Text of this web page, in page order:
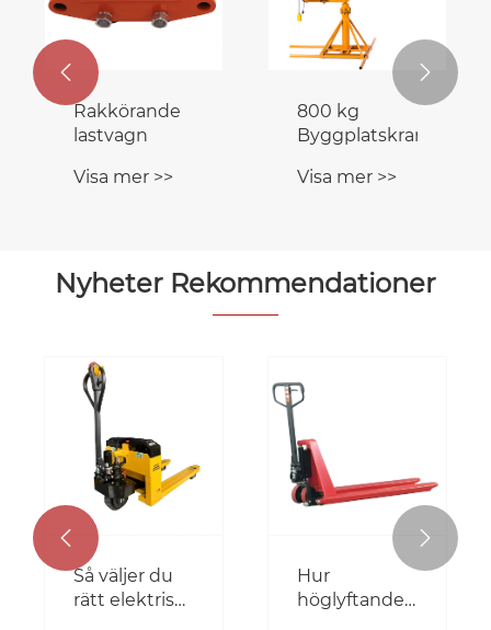
Rakkörande
lastvagn
Visa mer >>
800 kg
Byggplatskran
Visa mer >>
 
Nyheter Rekommendationer
Så väljer du
rätt elektrisk
Hur
höglyftande
 